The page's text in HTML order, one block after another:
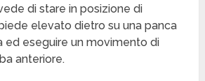
di stare in posizione di
elevato dietro su una panca
ed eseguire un movimento di
anteriore.